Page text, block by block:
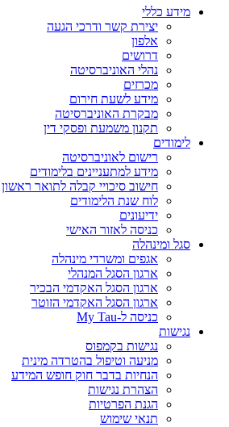
מידע כללי
יצירת קשר ודרכי הגעה
אלפון
דרושים
נהלי האוניברסיטה
מכרזים
מידע לשעת חירום
מבקרת האוניברסיטה
תקנון משמעת ופסקי דין
לימודים
רישום לאוניברסיטה
מידע למתעניינים בלימודים
חישוב סיכויי קבלה לתואר ראשון
לוח שנת הלימודים
ידיעונים
כניסה לאזור האישי
סגל ומינהלה
אגפים ומשרדי מינהלה
ארגון הסגל המנהלי
ארגון הסגל האקדמי הבכיר
ארגון הסגל האקדמי הזוטר
כניסה ל-My Tau
נגישות
נגישות בקמפוס
מניעה וטיפול בהטרדה מינית
הנחיות בדבר חוק חופש המידע
הצהרת נגישות
הגנת הפרטיות
תנאי שימוש